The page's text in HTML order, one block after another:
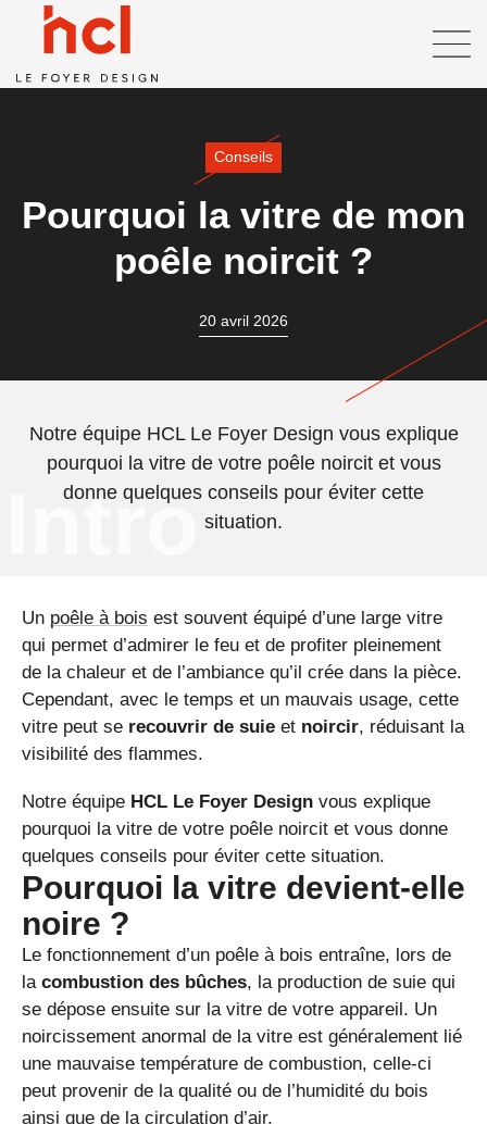
Conseils
Pourquoi la vitre de mon
poêle noircit ?
20 avril 2026
Intro
Notre équipe HCL Le Foyer Design vous explique
pourquoi la vitre de votre poêle noircit et vous
donne quelques conseils pour éviter cette
situation.
Un poêle à bois est souvent équipé d’une large vitre
qui permet d’admirer le feu et de profiter pleinement
de la chaleur et de l’ambiance qu’il crée dans la pièce.
Cependant, avec le temps et un mauvais usage, cette
vitre peut se recouvrir de suie et noircir, réduisant la
visibilité des flammes.
Notre équipe HCL Le Foyer Design vous explique
pourquoi la vitre de votre poêle noircit et vous donne
quelques conseils pour éviter cette situation.
Pourquoi la vitre devient-elle
noire ?
Le fonctionnement d’un poêle à bois entraîne, lors de
la combustion des bûches, la production de suie qui
se dépose ensuite sur la vitre de votre appareil. Un
noircissement anormal de la vitre est généralement lié
une mauvaise température de combustion, celle-ci
peut provenir de la qualité ou de l’humidité du bois
ainsi que de la circulation d’air.